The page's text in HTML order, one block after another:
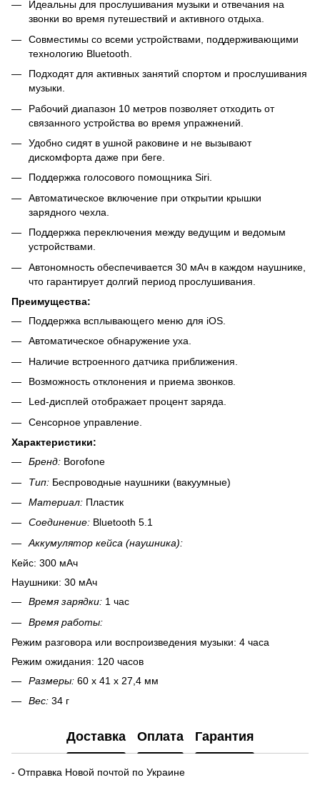
Идеальны для прослушивания музыки и отвечания на
звонки во время путешествий и активного отдыха.
Совместимы со всеми устройствами, поддерживающими
технологию Bluetooth.
Подходят для активных занятий спортом и прослушивания
музыки.
Рабочий диапазон 10 метров позволяет отходить от
связанного устройства во время упражнений.
Удобно сидят в ушной раковине и не вызывают
дискомфорта даже при беге.
Поддержка голосового помощника Siri.
Автоматическое включение при открытии крышки
зарядного чехла.
Поддержка переключения между ведущим и ведомым
устройствами.
Автономность обеспечивается 30 мАч в каждом наушнике,
что гарантирует долгий период прослушивания.
Преимущества:
Поддержка всплывающего меню для iOS.
Автоматическое обнаружение уха.
Наличие встроенного датчика приближения.
Возможность отклонения и приема звонков.
Led-дисплей отображает процент заряда.
Сенсорное управление.
Характеристики:
Бренд: Borofone
Тип: Беспроводные наушники (вакуумные)
Материал: Пластик
Соединение: Bluetooth 5.1
Аккумулятор кейса (наушника):
Кейс: 300 мАч
Наушники: 30 мАч
Время зарядки: 1 час
Время работы:
Режим разговора или воспроизведения музыки: 4 часа
Режим ожидания: 120 часов
Размеры: 60 х 41 х 27,4 мм
Вес: 34 г
Доставка Оплата Гарантия
- Отправка Новой почтой по Украине